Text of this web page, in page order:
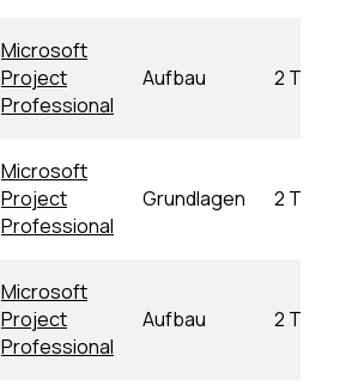
Microsoft
Project
Professional
Aufbau 2 Tage
Microsoft
Project
Professional
Grundlagen 2 Tage
Microsoft
Project
Professional
Aufbau 2 Tage